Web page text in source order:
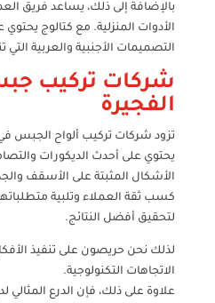
بالإضافة إلى ذلك، يساعد فريق
الأدوات المنزلية. مع كتالوج
التصميمات الأجنبية والعربية
شركات تركيب
الفجيرة
تزود شركات تركيب ألواح الجبس في
يحتوي على أحدث الديكورات
الأشكال المثبتة على الأسقف
كسب ثقة العملاء وتلبية
لتحقيق أفضل النتائج.
لذلك نحن حريصون على تنفيذ
الاتجاهات التكنولوجية.
علاوة على ذلك، فإن الدرع